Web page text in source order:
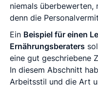
niemals überbewerten,
denn die
Ein Beispiel für einen
Ernährungsberaters
eine gut geschriebene
In diesem Abschnitt
Arbeitsstil und die Art